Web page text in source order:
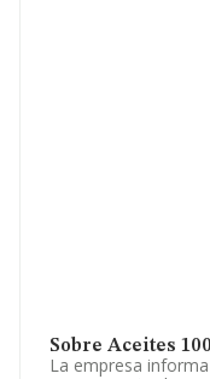
Sobre Aceites
La empresa